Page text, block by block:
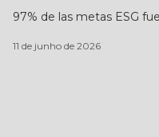
97% de las metas ESG
11 de junho de 2026